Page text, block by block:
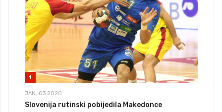
1
JAN, 03 2020
Slovenija rutinski pobijedila Makedonce